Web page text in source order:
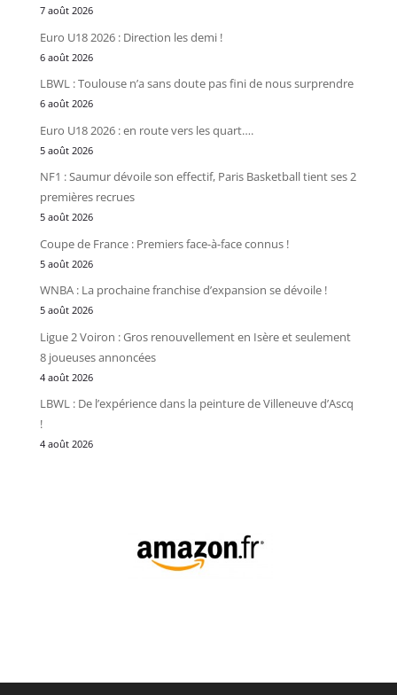
7 août 2026
Euro U18 2026 : Direction les demi !
6 août 2026
LBWL : Toulouse n’a sans doute pas fini de nous surprendre
6 août 2026
Euro U18 2026 : en route vers les quart….
5 août 2026
NF1 : Saumur dévoile son effectif, Paris Basketball tient ses 2
premières recrues
5 août 2026
Coupe de France : Premiers face-à-face connus !
5 août 2026
WNBA : La prochaine franchise d’expansion se dévoile !
5 août 2026
Ligue 2 Voiron : Gros renouvellement en Isère et seulement
8 joueuses annoncées
4 août 2026
LBWL : De l’expérience dans la peinture de Villeneuve d’Ascq
!
4 août 2026